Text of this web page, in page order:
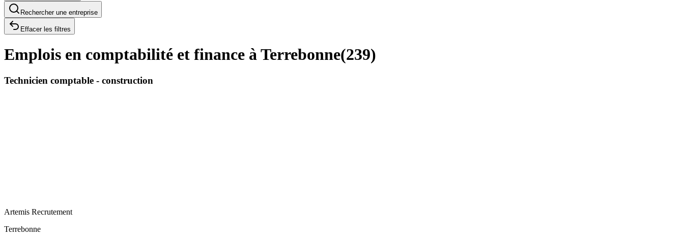
Rechercher une entreprise
Effacer les filtres
Emplois en comptabilité et finance à Terrebonne(239)
Technicien comptable - construction
Artemis Recrutement
Terrebonne